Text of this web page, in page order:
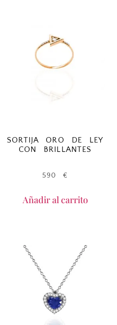
SORTIJA ORO DE LEY
CON BRILLANTES
590€
Añadir al carrito